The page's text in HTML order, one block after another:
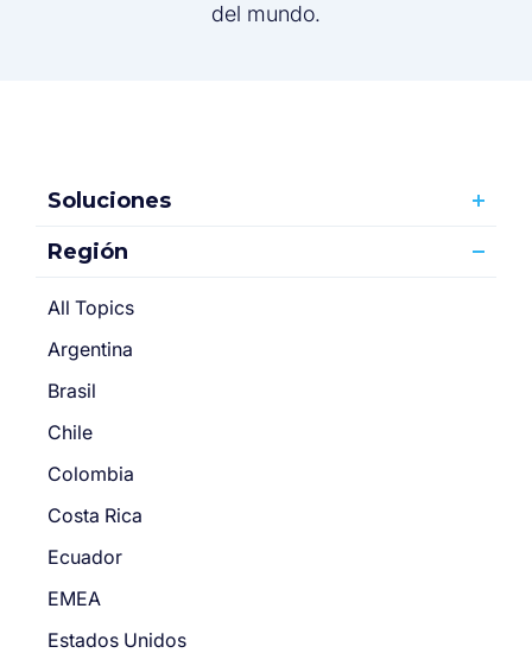
del mundo.
Soluciones
Región
All Topics
Argentina
Brasil
Chile
Colombia
Costa Rica
Ecuador
EMEA
Estados Unidos